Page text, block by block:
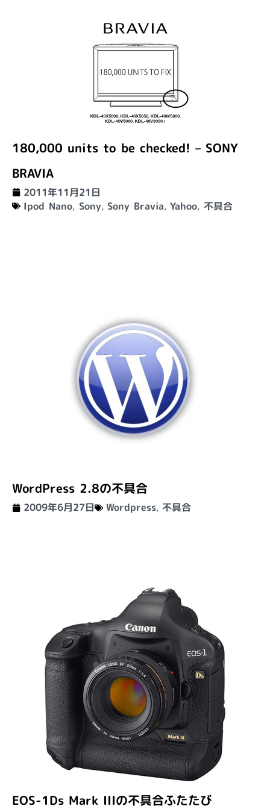
180,000 units to be checked! – SONY
BRAVIA
2011年11月21日
Ipod Nano, Sony, Sony Bravia,Yahoo, 不具合
WordPress 2.8の不具合
2009年6月27日 Wordpress, 不具合
EOS-1Ds Mark IIIの不具合ふたたび